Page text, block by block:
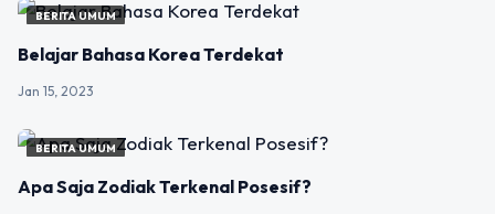
BERITA UMUM
Belajar Bahasa Korea Terdekat
Jan 15, 2023
BERITA UMUM
Apa Saja Zodiak Terkenal Posesif?